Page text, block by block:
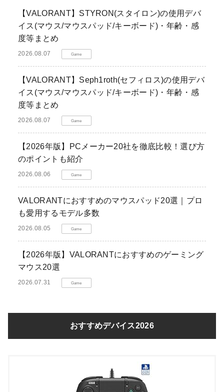
【VALORANT】STYRON(スタイロン)の使用デバ
イス(マウス/マウスパッド/キーボード)・年齢・感
度等まとめ
2026.08.07 Game
【VALORANT】Seph1roth(セフィロス)の使用デバ
イス(マウス/マウスパッド/キーボード)・年齢・感
度等まとめ
2026.08.07 Game
【2026年版】PCメーカー20社を徹底比較！選び方
のポイントも紹介
2026.08.06 Game
VALORANTにおすすめのマウスパッド20選｜プロ
も愛用するモデル多数
2026.08.05 Game
【2026年版】VALORANTにおすすめのゲーミング
マウス20選
2026.07.31 Game
おすすめデバイス2026